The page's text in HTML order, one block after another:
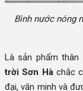
Bình nước nóng
Là sản phẩm
trời Sơn Hàchắc
đại, văn minh và